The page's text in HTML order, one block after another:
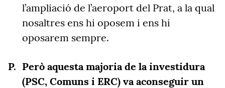
l’ampliació de l’aeroport del Prat, a la qual
nosaltres ens hi oposem i ens hi
oposarem sempre.
Però aquesta majoria de la investidura
(PSC, Comuns i ERC) va aconseguir un